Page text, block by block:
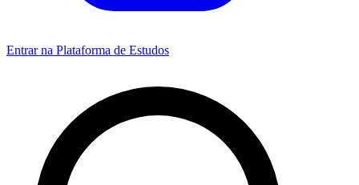
Entrar na Plataforma de Estudos